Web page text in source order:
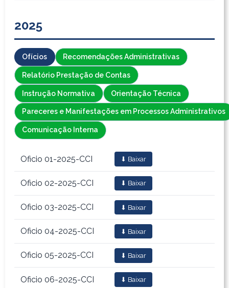
2025
Ofícios Recomendações Administrativas
Relatório Prestação de Contas
Instrução Normativa Orientação Técnica
Pareceres e Manifestações em Processos Administrativos
Comunicação Interna
Oficio 01-2025-CCI ⬇ Baixar
Oficio 02-2025-CCI ⬇ Baixar
Oficio 03-2025-CCI ⬇ Baixar
Oficio 04-2025-CCI ⬇ Baixar
Oficio 05-2025-CCI ⬇ Baixar
Oficio 06-2025-CCI ⬇ Baixar